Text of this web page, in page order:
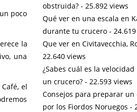
poco
la
una
el
obstruida?- 25.892 views
Qué ver en una escala en
durante tu crucero- 24.619
Que ver en Civitavecchia,
22.640 views
¿Sabes cuál es la
un crucero?- 22.593 views
Consejos para preparar un
por los Fiordos Noruegos -